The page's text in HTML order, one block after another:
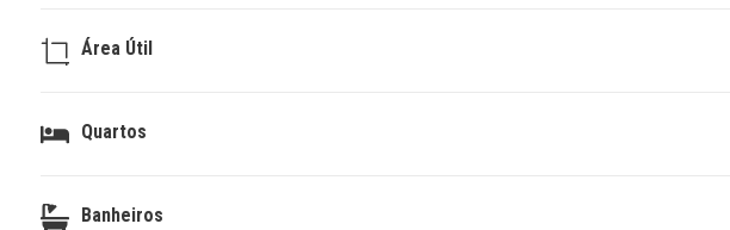
Área Útil
Quartos
Banheiros